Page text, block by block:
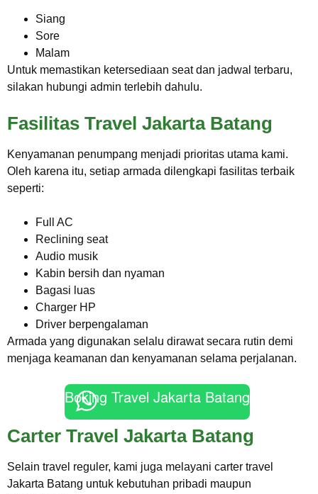
Siang
Sore
Malam
Untuk memastikan ketersediaan seat dan jadwal terbaru,
silakan hubungi admin terlebih dahulu.
Fasilitas Travel Jakarta Batang
Kenyamanan penumpang menjadi prioritas utama kami.
Oleh karena itu, setiap armada dilengkapi fasilitas terbaik
seperti:
Full AC
Reclining seat
Audio musik
Kabin bersih dan nyaman
Bagasi luas
Charger HP
Driver berpengalaman
Armada yang digunakan selalu dirawat secara rutin demi
menjaga keamanan dan kenyamanan selama perjalanan.
Boking Travel Jakarta Batang
Carter Travel Jakarta Batang
Selain travel reguler, kami juga melayani carter travel
Jakarta Batang untuk kebutuhan pribadi maupun